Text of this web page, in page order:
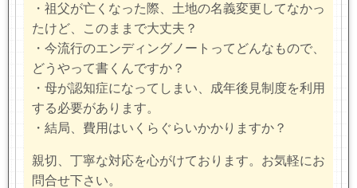
・祖父が亡くなった際、土地の名義変更してなかっ
たけど、このままで大丈夫？
・今流行のエンディングノートってどんなもので、
どうやって書くんですか？
・母が認知症になってしまい、成年後見制度を利用
する必要があります。
・結局、費用はいくらぐらいかかりますか？
親切、丁寧な対応を心がけております。お気軽にお
問合せ下さい。